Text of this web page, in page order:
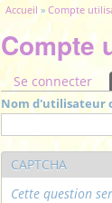
Vous êtes ici
Accueil » Compte
Compte
Onglets
Se connecter
Nom d'utilisateur
CAPTCHA
Cette question